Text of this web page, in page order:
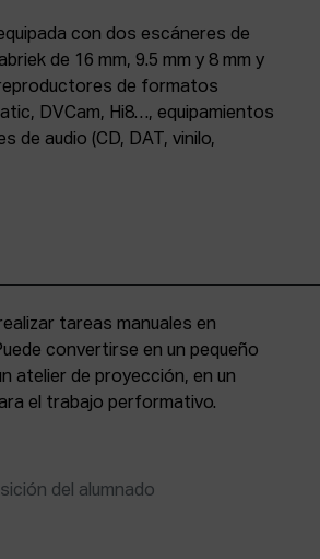
con dos escáneres de
de 16 mm, 9.5 mm y 8 mm y
de formatos
DVCam, Hi8…, equipamientos
de audio (CD, DAT, vinilo,
tareas manuales en
convertirse en un pequeño
atelier de proyección, en un
el trabajo performativo.
del alumnado